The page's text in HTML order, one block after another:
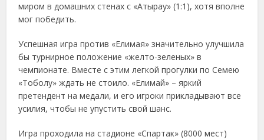
миром в домашних стенах с «Атырау» (1:1), хотя вполне
мог победить.
Успешная игра против «Елимая» значительно улучшила
бы турнирное положение «желто-зеленых» в
чемпионате. Вместе с этим легкой прогулки по Семею
«Тоболу» ждать не стоило. «Елимай» – яркий
претендент на медали, и его игроки прикладывают все
усилия, чтобы не упустить свой шанс.
Игра проходила на стадионе «Спартак» (8000 мест)